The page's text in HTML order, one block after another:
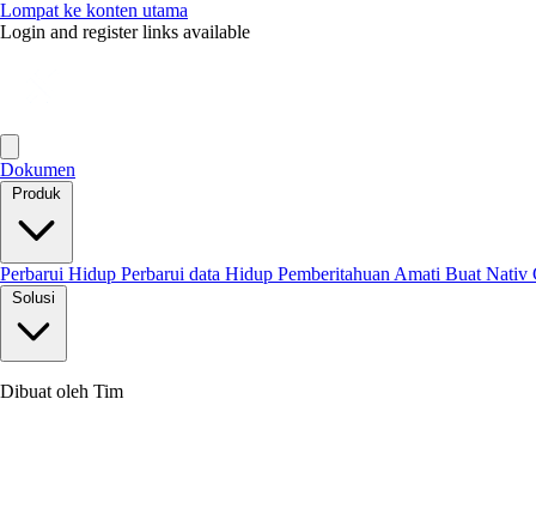
Lompat ke konten utama
Login and register links available
Dokumen
Produk
Perbarui Hidup Perbarui data Hidup Pemberitahuan Amati Buat Nativ
Solusi
Dibuat oleh Tim